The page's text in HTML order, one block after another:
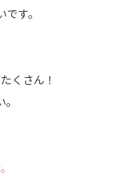
す。
くさん！